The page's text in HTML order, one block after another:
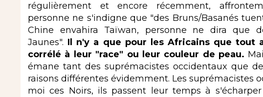
régulièrement et encore récemment,
personne ne s'indigne que "des Bruns/Basanés
Chine envahira Taïwan, personne ne dira que
Jaunes". Il n'y a que pour les Africains que tout
corrélé à leur "race" ou leur couleur de peau.
émane tant des suprémacistes occidentaux que
raisons différentes évidemment. Les suprémacistes
moi ces Noirs, ils passent leur temps à